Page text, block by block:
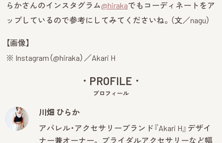
らかさんのインスタグラム@hirakaでもコーディネートをア
ップしているので参考にしてみてくださいね。（文／nagu）
【画像】
※ Instagram（@hiraka）／Akari H
PROFILE
プロフィール
川畑 ひらか
アパレル・アクセサリーブランド『Akari H』デザイ
ナー兼オーナー。 ブライダルアクセサリーなど幅